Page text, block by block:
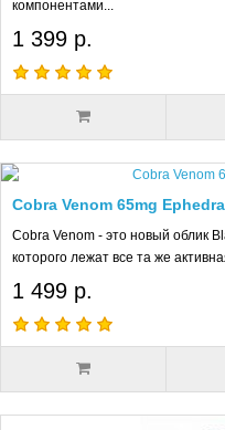
компонентами...
1 399 р.
Cobra Venom 65mg
Cobra Venom - это новый облик
которого лежат все та же
1 499 р.